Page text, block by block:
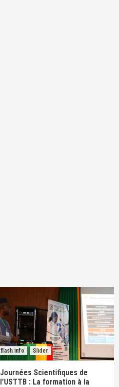
flash info Slider
Journées Scientifiques de
l’USTTB : La formation à la